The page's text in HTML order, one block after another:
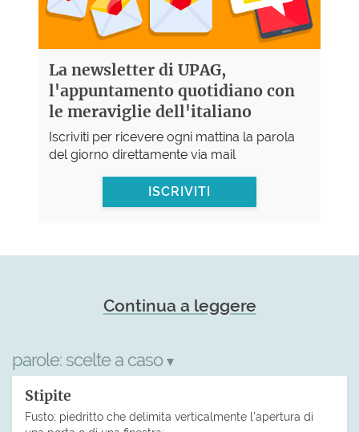
La newsletter di UPAG,
l'appuntamento quotidiano con
le meraviglie dell'italiano
Iscriviti per ricevere ogni mattina la parola
del giorno direttamente via mail
ISCRIVITI
Continua a leggere
parole: scelte a caso ▾
Stipite
Fusto; piedritto che delimita verticalmente l’apertura di